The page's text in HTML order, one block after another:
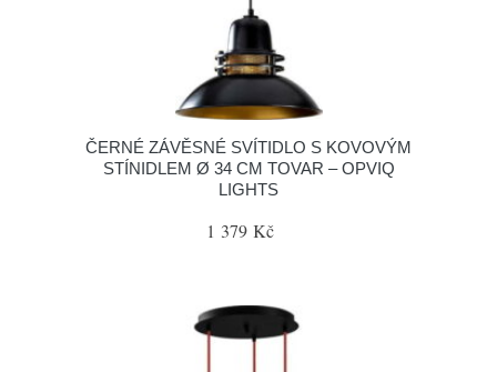
ČERNÉ ZÁVĚSNÉ SVÍTIDLO S KOVOVÝM
STÍNIDLEM Ø 34 CM TOVAR – OPVIQ
LIGHTS
1 379 Kč